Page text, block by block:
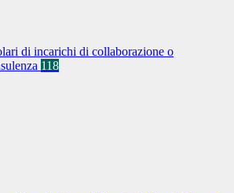
di incarichi di collaborazione o
118